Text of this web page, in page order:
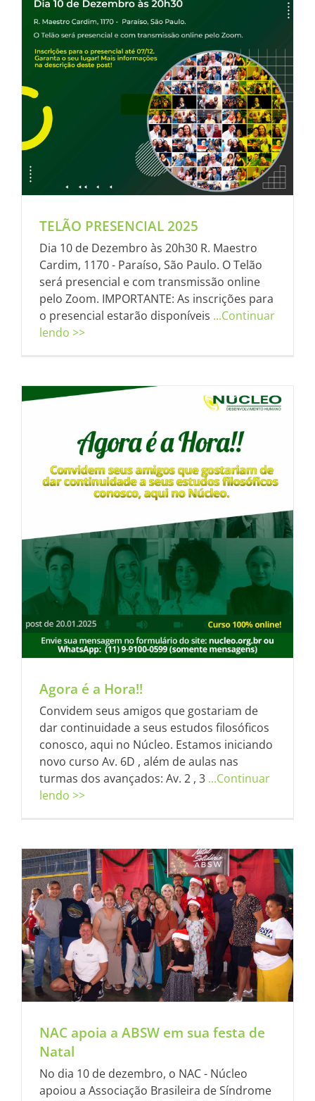
TELÃO PRESENCIAL 2025
Dia 10 de Dezembro às 20h30 R. Maestro
Cardim, 1170 - Paraíso, São Paulo. O Telão
será presencial e com transmissão online
pelo Zoom. IMPORTANTE: As inscrições para
o presencial estarão disponíveis ...Continuar
lendo >>
Agora é a Hora!!
Convidem seus amigos que gostariam de
dar continuidade a seus estudos filosóficos
conosco, aqui no Núcleo. Estamos iniciando
novo curso Av. 6D , além de aulas nas
turmas dos avançados: Av. 2 , 3 ...Continuar
lendo >>
NAC apoia a ABSW em sua festa de
Natal
No dia 10 de dezembro, o NAC - Núcleo
apoiou a Associação Brasileira de Síndrome